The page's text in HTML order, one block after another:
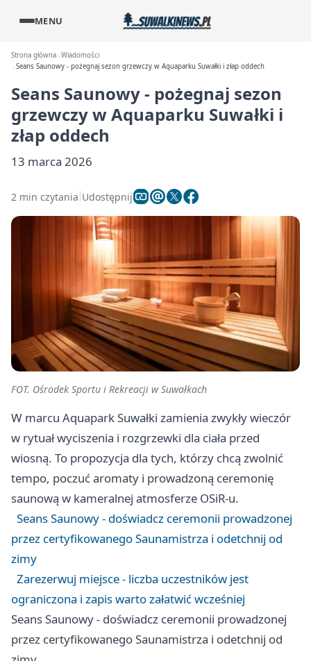
MENU
Strona główna Wiadomości
Seans Saunowy - pożegnaj sezon grzewczy w Aquaparku Suwałki i złap oddech
Seans Saunowy - pożegnaj sezon
grzewczy w Aquaparku Suwałki i
złap oddech
13 marca 2026
2 min czytania Udostępnij
FOT. Ośrodek Sportu i Rekreacji w Suwałkach
W marcu Aquapark Suwałki zamienia zwykły wieczór
w rytuał wyciszenia i rozgrzewki dla ciała przed
wiosną. To propozycja dla tych, którzy chcą zwolnić
tempo, poczuć aromaty i prowadzoną ceremonię
saunową w kameralnej atmosferze OSiR-u.
Seans Saunowy - doświadcz ceremonii prowadzonej
przez certyfikowanego Saunamistrza i odetchnij od
zimy
Zarezerwuj miejsce - liczba uczestników jest
ograniczona i zapis warto załatwić wcześniej
Seans Saunowy - doświadcz ceremonii prowadzonej
przez certyfikowanego Saunamistrza i odetchnij od